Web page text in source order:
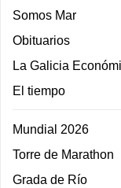
Somos Mar
Obituarios
La Galicia
El tiempo
Mundial 2026
Torre de Marathon
Grada de Río